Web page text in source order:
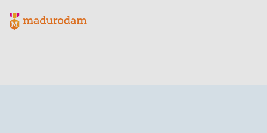
Madurodam-Logo, zur Homepage